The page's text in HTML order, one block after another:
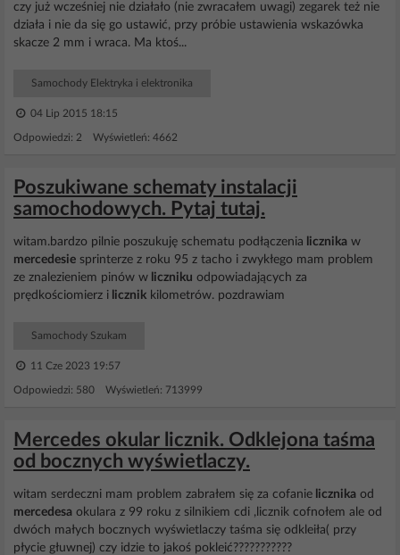
czy już wcześniej nie działało (nie zwracałem uwagi) zegarek też nie
działa i nie da się go ustawić, przy próbie ustawienia wskazówka
skacze 2 mm i wraca. Ma ktoś...
Samochody Elektryka i elektronika
04 Lip 2015 18:15
Odpowiedzi: 2 Wyświetleń: 4662
Poszukiwane schematy instalacji
samochodowych. Pytaj tutaj.
witam.bardzo pilnie poszukuję schematu podłączenia licznika w
mercedesie sprinterze z roku 95 z tacho i zwykłego mam problem
ze znalezieniem pinów w liczniku odpowiadających za
prędkościomierz i licznik kilometrów. pozdrawiam
Samochody Szukam
11 Cze 2023 19:57
Odpowiedzi: 580 Wyświetleń: 713999
Mercedes okular licznik. Odklejona taśma
od bocznych wyświetlaczy.
witam serdeczni mam problem zabrałem się za cofanie licznika od
mercedesa okulara z 99 roku z silnikiem cdi ,licznik cofnołem ale od
dwóch małych bocznych wyświetlaczy taśma się odkleiła( przy
płycie głuwnej) czy idzie to jakoś pokleić???????????